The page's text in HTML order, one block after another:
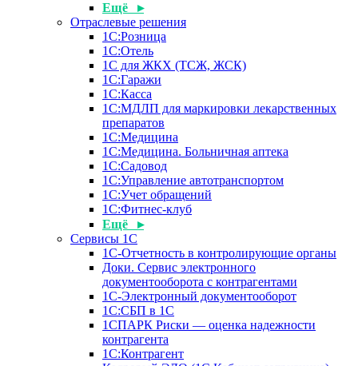
Ещё ▸
Отраслевые решения
1С:Розница
1С:Отель
1С для ЖКХ (ТСЖ, ЖСК)
1С:Гаражи
1С:Касса
1С:МДЛП для маркировки лекарственных
препаратов
1С:Медицина
1С:Медицина. Больничная аптека
1С:Садовод
1С:Управление автотранспортом
1С:Учет обращений
1С:Фитнес-клуб
Ещё ▸
Сервисы 1С
1С-Отчетность в контролирующие органы
Доки. Сервис электронного
документооборота с контрагентами
1С-Электронный документооборот
1С:СБП в 1С
1СПАРК Риски — оценка надежности
контрагента
1С:Контрагент